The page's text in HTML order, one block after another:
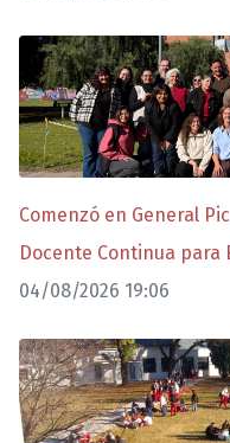
Comenzó en General
Docente Continua para
04/08/2026 19:06